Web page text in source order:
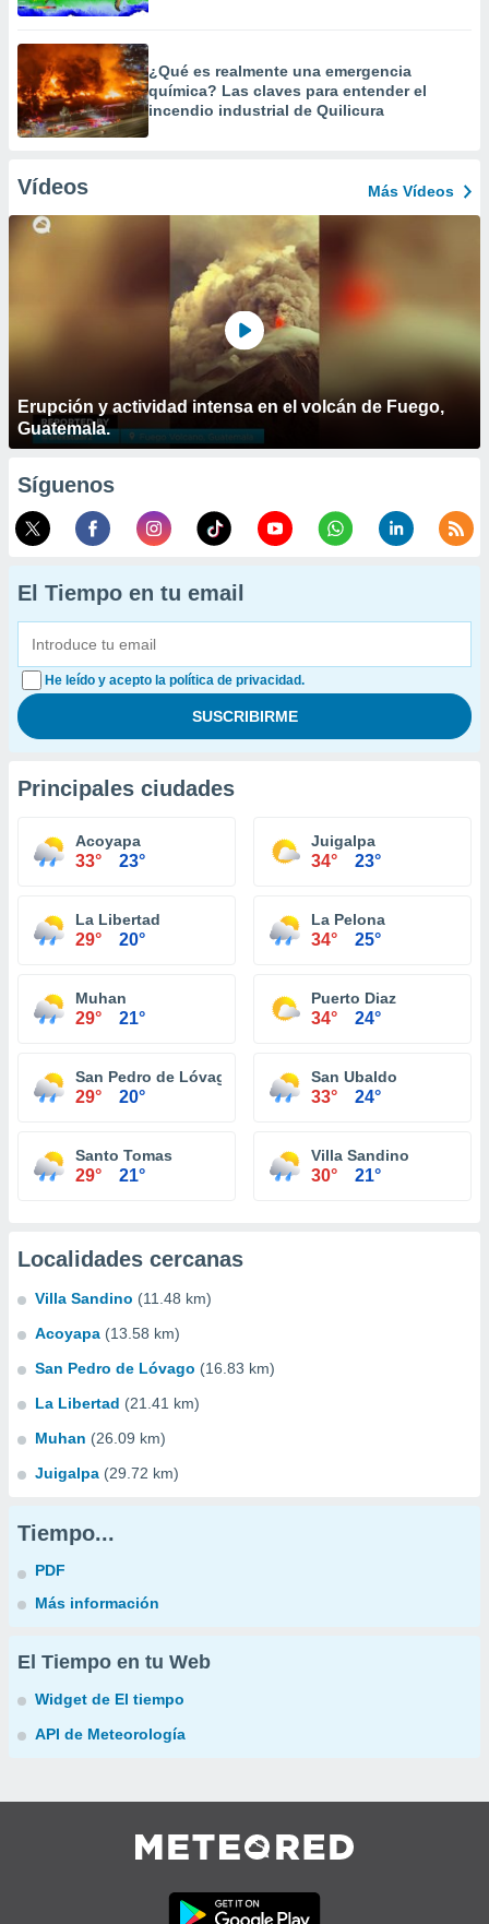
¿Qué es realmente una emergencia
química? Las claves para entender el
incendio industrial de Quilicura
Vídeos Más Vídeos
Erupción y actividad intensa en el volcán de Fuego,
Guatemala.
Síguenos
El Tiempo en tu email
He leído y acepto la política de privacidad.
Principales ciudades
Acoyapa
33° 23°
Juigalpa
34° 23°
La Libertad
29° 20°
La Pelona
34° 25°
Muhan
29° 21°
Puerto Diaz
34° 24°
San Pedro de Lóvago
29° 20°
San Ubaldo
33° 24°
Santo Tomas
29° 21°
Villa Sandino
30° 21°
Localidades cercanas
Villa Sandino (11.48 km)
Acoyapa (13.58 km)
San Pedro de Lóvago (16.83 km)
La Libertad (21.41 km)
Muhan (26.09 km)
Juigalpa (29.72 km)
Tiempo...
PDF
Más información
El Tiempo en tu Web
Widget de El tiempo
API de Meteorología